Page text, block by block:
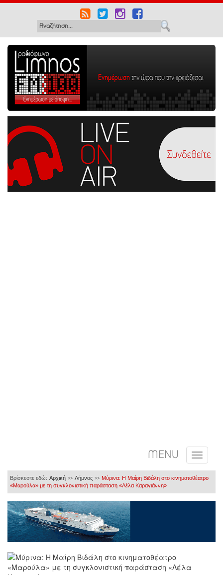
MENU
Βρίσκεστε εδώ: Αρχική >> Λήμνος >> Μύρινα: Η Μαίρη Βιδάλη στο κινηματοθέατρο
«Μαρούλα» με τη συγκλονιστική παράσταση «Λέλα Καραγιάννη»